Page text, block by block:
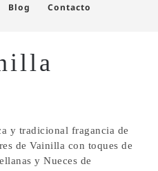
Blog Contacto
y tradicional fragancia de
de Vainilla con toques de
y Nueces de